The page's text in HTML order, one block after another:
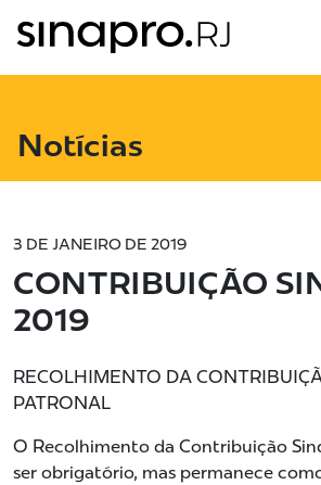
Notícias
3 DE JANEIRO DE 2019
CONTRIBUIÇÃO
2019
RECOLHIMENTO DA
PATRONAL
O Recolhimento da Contribuição
ser obrigatório, mas permanece